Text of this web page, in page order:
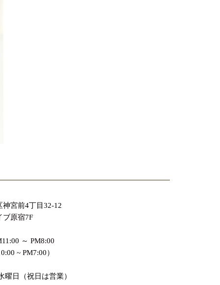
神宮前4丁目32-12
ブ原宿7F
～ PM8:00
~ PM7:00）
曜日（祝日は営業）